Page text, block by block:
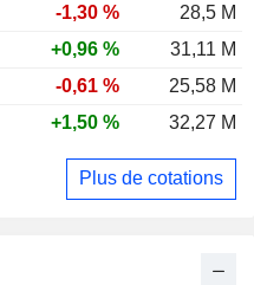
-1,30 %
28,5 M
+0,96 %
31,11 M
-0,61 %
25,58 M
+1,50 % 32,27 M
Plus de cotations